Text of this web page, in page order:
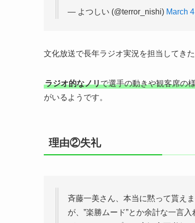
— よつしい (@terror_nishi) March
文化放送で長年ラジオ実況を担当してきた
ラジオ的なノリで選手の動きや観客席の
がいるようです。
理由②失礼
斉藤一美さん、本当に黙って貰え
が、”楽勝ムード”とか余計な一言